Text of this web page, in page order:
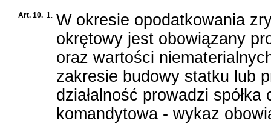
Art. 10. 1. W okresie opodatkowania
okrętowy jest obowiązany
oraz wartości
zakresie budowy statku lub
działalność prowadzi
komandytowa - wykaz